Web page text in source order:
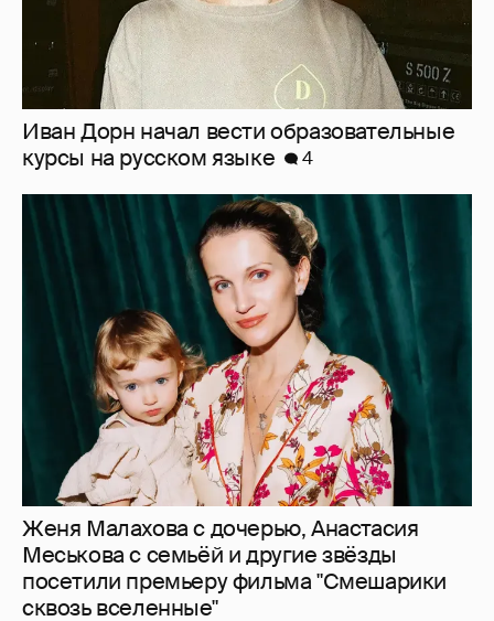
Женя Малахова с дочерью, Анастасия
Меськова с семьёй и другие звёзды
посетили премьеру фильма "Смешарики
сквозь вселенные"